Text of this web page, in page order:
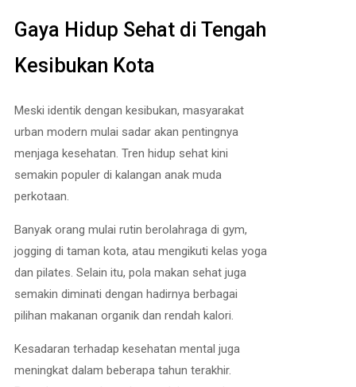
Gaya Hidup Sehat di Tengah
Kesibukan Kota
Meski identik dengan kesibukan, masyarakat
urban modern mulai sadar akan pentingnya
menjaga kesehatan. Tren hidup sehat kini
semakin populer di kalangan anak muda
perkotaan.
Banyak orang mulai rutin berolahraga di gym,
jogging di taman kota, atau mengikuti kelas yoga
dan pilates. Selain itu, pola makan sehat juga
semakin diminati dengan hadirnya berbagai
pilihan makanan organik dan rendah kalori.
Kesadaran terhadap kesehatan mental juga
meningkat dalam beberapa tahun terakhir.